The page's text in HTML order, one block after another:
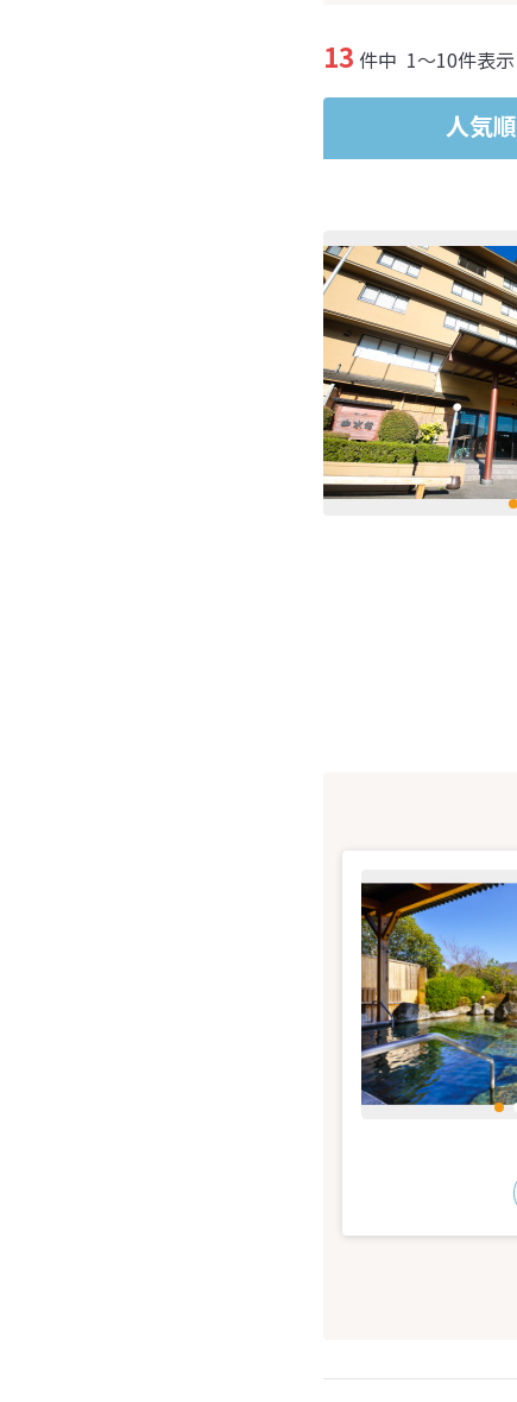
13 件中 1～10件表示
人気順